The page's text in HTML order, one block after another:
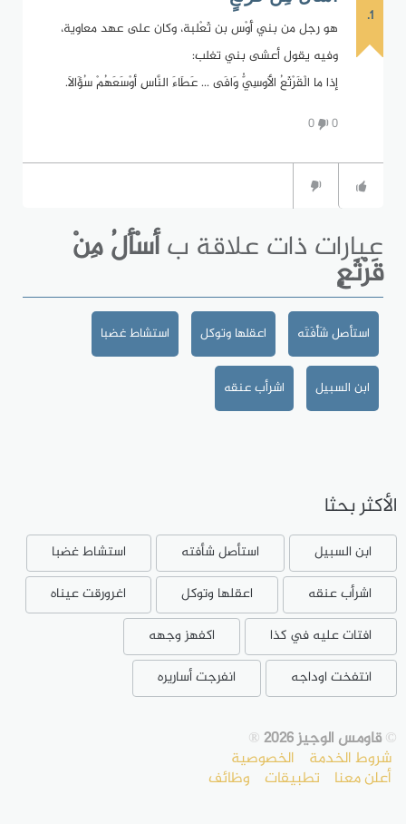
1.
هو رجل من بني أَوْس بن ثَعْلبة، وكان على عهد معاوية،
وفيه يقول أعشى بني تغلب:
إذا ما الْقَرْثَعُ الأَوسِيُّ وَافَى ... عَطَاءَ النَّاسِ أوْسَعَهُمْ سُؤَالاَ.
0
0
عبارات ذات علاقة بأسْأَلُ مِنْ
قَرْثَعٍ
استأصل شَأْفَتَه اعقلها وتوكل استشاط غضبا
ابن السبيل اشرأب عنقه
الأكثر بحثا
ابن السبيل استأصل شأفته
استشاط غضبا
اشرأب عنقه
اعقلها وتوكل
اغرورقت عيناه
افتات عليه في كذا
اكفهز وجهه
انتفخت اوداجه
انفرجت أساريره
©قاومس الوجيز 2026 ®
شروط الخدمة الخصوصية
أعلن معنا تطبيقات وظائف